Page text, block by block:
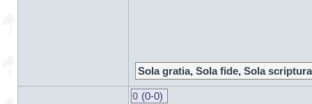
Sola gratia, Sola fide, Sola scriptura
0 (0-0)